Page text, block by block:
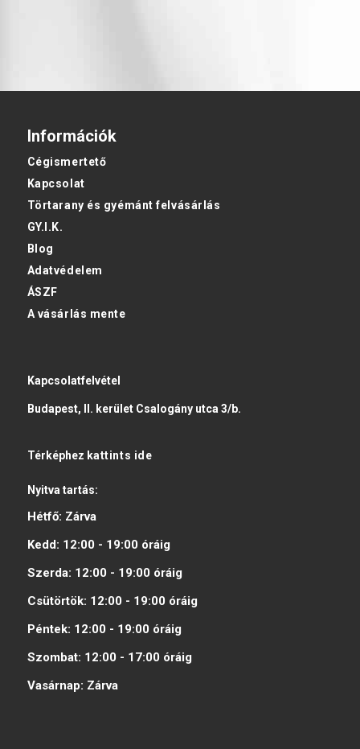
Információk
Cégismertető
Kapcsolat
Törtarany és gyémánt felvásárlás
GY.I.K.
Blog
Adatvédelem
ÁSZF
A vásárlás mente
Kapcsolatfelvétel
Budapest, II. kerület Csalogány utca 3/b.
Térképhez kattints ide
Nyitva tartás:
Hétfő: Zárva
Kedd: 12:00 - 19:00 óráig
Szerda: 12:00 - 19:00 óráig
Csütörtök: 12:00 - 19:00 óráig
Péntek: 12:00 - 19:00 óráig
Szombat: 12:00 - 17:00 óráig
Vasárnap: Zárva